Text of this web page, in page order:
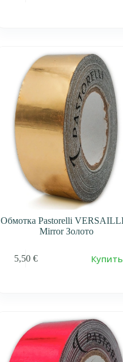
Обмотка Pastorelli
Mirror Золото
5,50 € Купить